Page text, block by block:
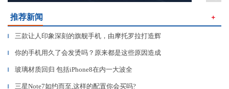
推荐新闻 ＋
▎ 三款让人印象深刻的旗舰手机，由摩托罗拉打造辉
▎ 你的手机用久了会发烫吗？原来都是这些原因造成
▎ 玻璃材质回归 包括iPhone8在内一大波全
三星Note7如约而至,这样的配置你会买吗?